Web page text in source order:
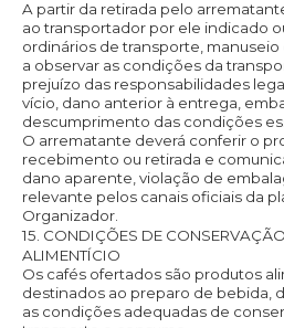
A partir da retirada pelo
ao transportador por ele indicado
ordinários de transporte,
a observar as condições da
prejuízo das responsabilidades
vício, dano anterior à entrega,
descumprimento das condições
O arrematante deverá conferir o
recebimento ou retirada e
dano aparente, violação de
relevante pelos canais oficiais da
Organizador.
15. CONDIÇÕES DE
ALIMENTÍCIO
Os cafés ofertados são produtos
destinados ao preparo de bebida,
as condições adequadas de